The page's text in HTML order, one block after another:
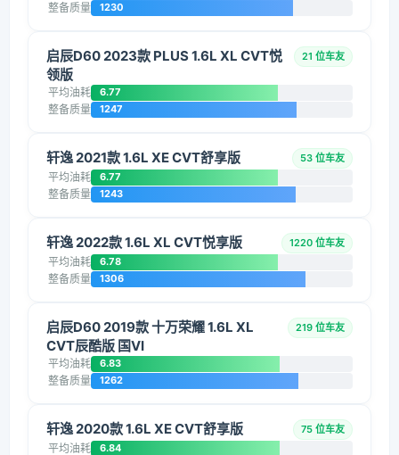
整备质量 1230
启辰D60 2023款 PLUS 1.6L XL CVT悦
领版
21 位车友
平均油耗 6.77
整备质量 1247
轩逸 2021款 1.6L XE CVT舒享版 53 位车友
平均油耗 6.77
整备质量 1243
轩逸 2022款 1.6L XL CVT悦享版 1220 位车友
平均油耗 6.78
整备质量 1306
启辰D60 2019款 十万荣耀 1.6L XL
CVT辰酷版 国VI
219 位车友
平均油耗 6.83
整备质量 1262
轩逸 2020款 1.6L XE CVT舒享版 75 位车友
平均油耗 6.84